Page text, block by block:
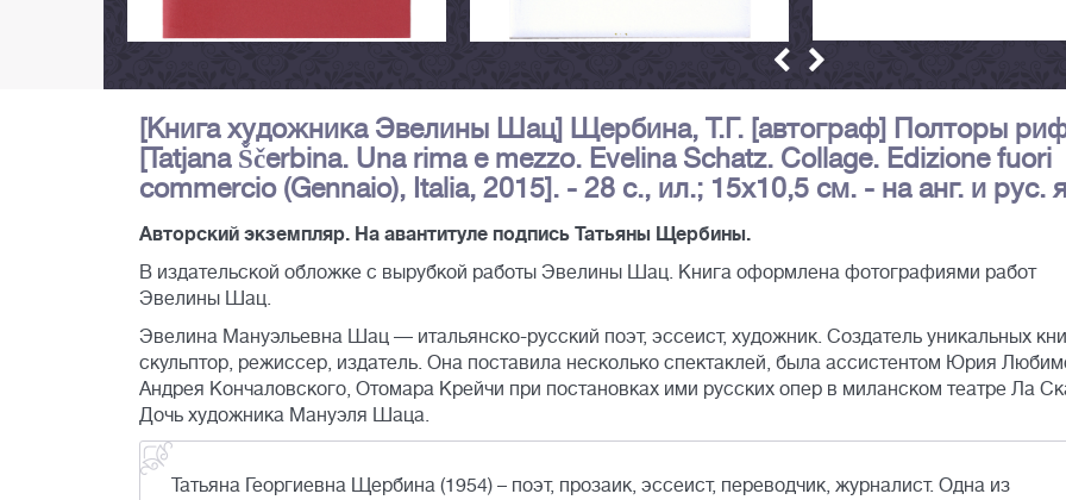
[Книга художника Эвелины Шац] Щербина, Т.Г. [автограф] Полторы
[Tatjana Ščerbina. Una rima e mezzo. Evelina Schatz. Collage. Edizione fuori
commercio (Gennaio), Italia, 2015]. - 28 с., ил.; 15х10,5 см. - на анг. и рус.
Авторский экземпляр. На авантитуле подпись Татьяны Щербины.
В издательской обложке с вырубкой работы Эвелины Шац. Книга оформлена фотографиями работ
Эвелины Шац.
Эвелина Мануэльевна Шац — итальянско-русский поэт, эссеист, художник. Создатель уникальных
скульптор, режиссер, издатель. Она поставила несколько спектаклей, была ассистентом Юрия
Андрея Кончаловского, Отомара Крейчи при постановках ими русских опер в миланском театре Ла
Дочь художника Мануэля Шаца.
Татьяна Георгиевна Щербина (1954) – поэт, прозаик, эссеист, переводчик, журналист. Одна из